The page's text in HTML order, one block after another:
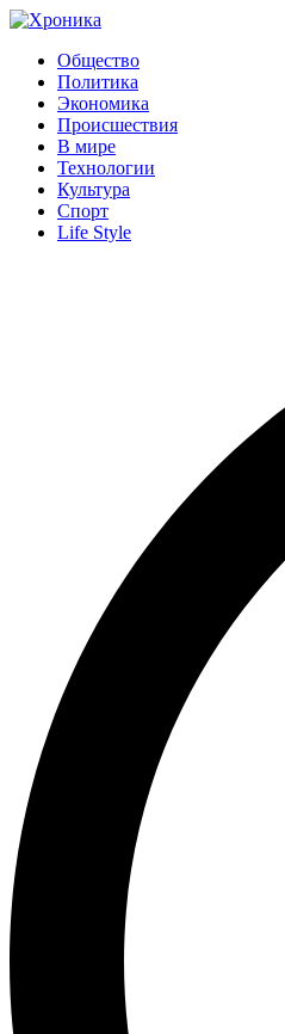
Общество
Политика
Экономика
Происшествия
В мире
Технологии
Культура
Спорт
Life Style